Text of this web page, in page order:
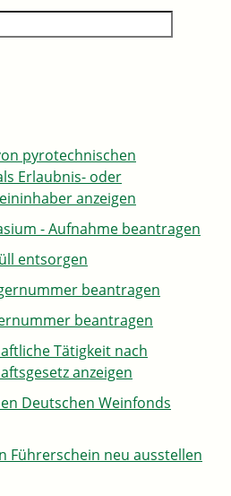
pyrotechnischen
Erlaubnis- oder
anzeigen
- Aufnahme beantragen
entsorgen
beantragen
beantragen
Tätigkeit nach
anzeigen
Deutschen Weinfonds
Führerschein neu ausstellen